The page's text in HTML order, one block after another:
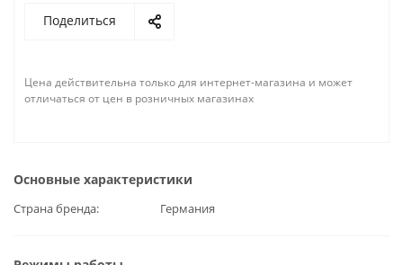
Поделиться
Цена действительна только для интернет-магазина и может
отличаться от цен в розничных магазинах
Основные характеристики
Страна бренда Германия